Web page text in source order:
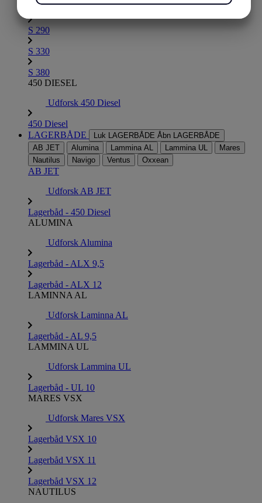
S 290
S 330
S 380
450 DIESEL
Udforsk 450 Diesel
450 Diesel
LAGERBÅDE
Luk LAGERBÅDE Åbn LAGERBÅDE
AB JET
Alumina Lammina AL Lammina UL
Mares
Nautilus
Navigo Ventus Oxxean
AB JET
Udforsk AB JET
Lagerbåd - 450 Diesel
ALUMINA
Udforsk Alumina
Lagerbåd - ALX 9,5
Lagerbåd - ALX 12
LAMINNA AL
Udforsk Laminna AL
Lagerbåd - AL 9,5
LAMMINA UL
Udforsk Lammina UL
Lagerbåd - UL 10
MARES VSX
Udforsk Mares VSX
Lagerbåd VSX 10
Lagerbåd VSX 11
Lagerbåd VSX 12
NAUTILUS